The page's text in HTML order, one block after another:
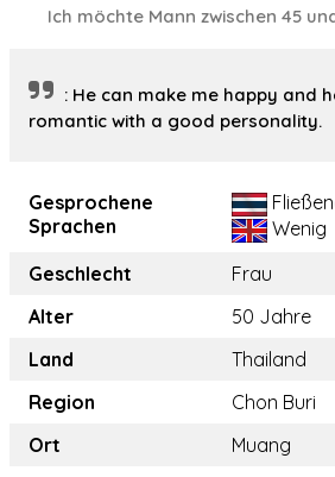
Ich möchte Mann zwischen 45
: He can make me happy and
romantic with a good personality.
Gesprochene
Sprachen
Wenig
Geschlecht
Frau
Alter
50 Jahre
Land
Thailand
Region
Chon Buri
Ort
Muang